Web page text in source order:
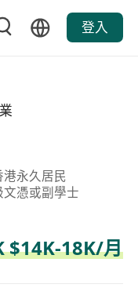
登入
港永久居民
文憑或副學士
$14K-18K/月